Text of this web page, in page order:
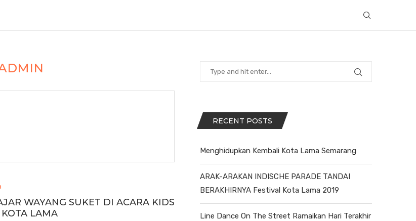
WAYANG SUKET DI ACARA KIDS
LAMA
RECENT POSTS
Menghidupkan Kembali Kota Lama Semarang
ARAK-ARAKAN INDISCHE PARADE TANDAI
BERAKHIRNYA Festival Kota Lama 2019
Line Dance On The Street Ramaikan Hari Terakhir